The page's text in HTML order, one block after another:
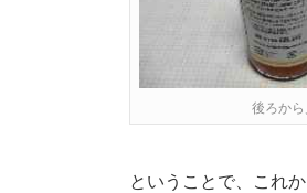
後ろから
ということで、これ